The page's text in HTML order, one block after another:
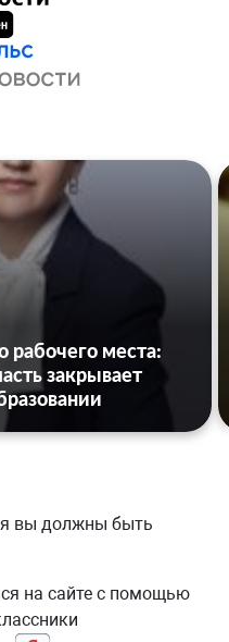
места:
закрывает
вы должны быть
на сайте с помощью